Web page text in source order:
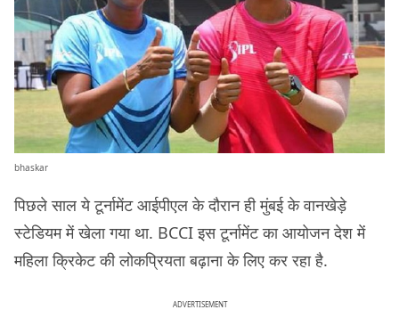
bhaskar
पिछले साल ये टूर्नामेंट आईपीएल के दौरान ही मुंबई के वानखेड़े
स्टेडियम में खेला गया था. BCCI इस टूर्नामेंट का आयोजन देश में
महिला क्रिकेट की लोकप्रियता बढ़ाना के लिए कर रहा है.
ADVERTISEMENT